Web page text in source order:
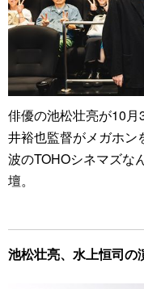
俳優の池松壮亮が10
井裕也監督がメガホン
波のTOHOシネマズな
壇。
池松壮亮、水上恒司の